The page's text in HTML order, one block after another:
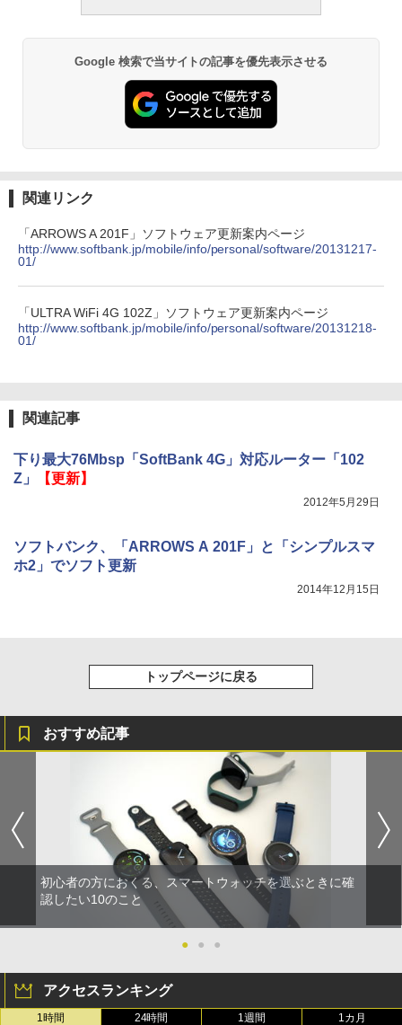
Google 検索で当サイトの記事を優先表示させる
関連リンク
「ARROWS A 201F」ソフトウェア更新案内ページ
http://www.softbank.jp/mobile/info/personal/software/20131217-
01/
「ULTRA WiFi 4G 102Z」ソフトウェア更新案内ページ
http://www.softbank.jp/mobile/info/personal/software/20131218-
01/
関連記事
下り最大76Mbsp「SoftBank 4G」対応ルーター「102
Z」
【更新】
2012年5月29日
ソフトバンク、「ARROWS A 201F」と「シンプルスマ
ホ2」でソフト更新
2014年12月15日
トップページに戻る
おすすめ記事
初心者の方におくる、スマートウォッチを選ぶときに確
認したい10のこと
● ● ●
アクセスランキング
1時間 24時間 1週間 1カ月